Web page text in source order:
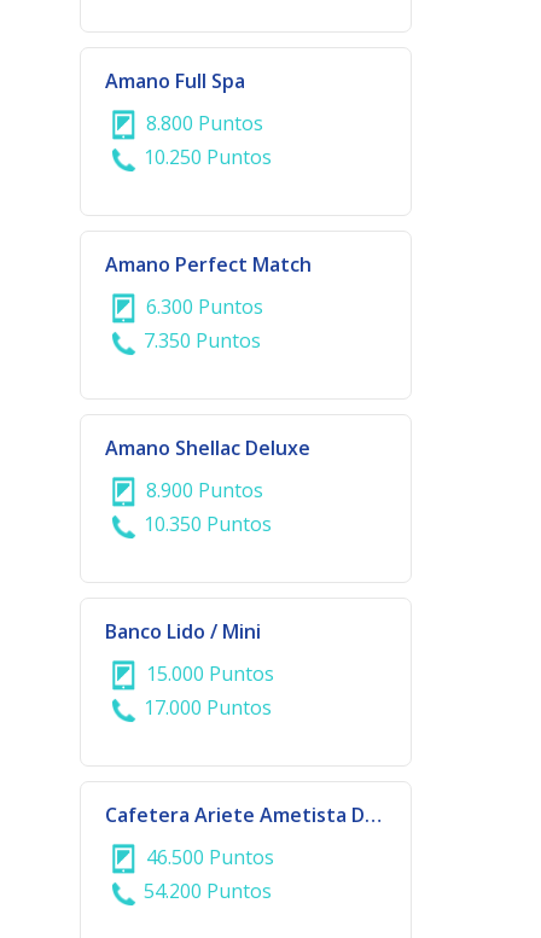
Amano Full Spa
8.800 Puntos
10.250 Puntos
Amano Perfect Match
6.300 Puntos
7.350 Puntos
Amano Shellac Deluxe
8.900 Puntos
10.350 Puntos
Banco Lido / Mini
15.000 Puntos
17.000 Puntos
Cafetera Ariete Ametista Delonghi | 929/919
46.500 Puntos
54.200 Puntos